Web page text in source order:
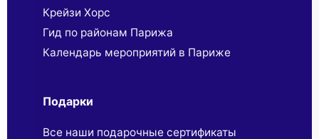
Крейзи Хорс
Гид по районам Парижа
Календарь мероприятий в Париже
Подарки
Все наши подарочные сертификаты